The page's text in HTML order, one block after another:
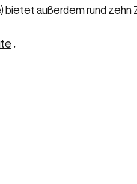
außerdem rund
.